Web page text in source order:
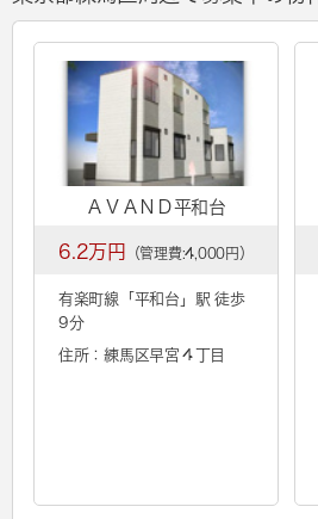
ＡＶＡＮＤ平和台
6.2万円 （管理費:4,000円）
有楽町線「 平和台 」駅 徒歩
9分
住所：練馬区早宮４丁目